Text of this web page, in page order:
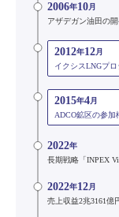
2006年10月
アザデガン油田の
2012年12月
イクシスLNGプ
2015年4月
ADCO鉱区の参加
2022年
長期戦略「INPEX
2022年12月
売上収益2兆3161億